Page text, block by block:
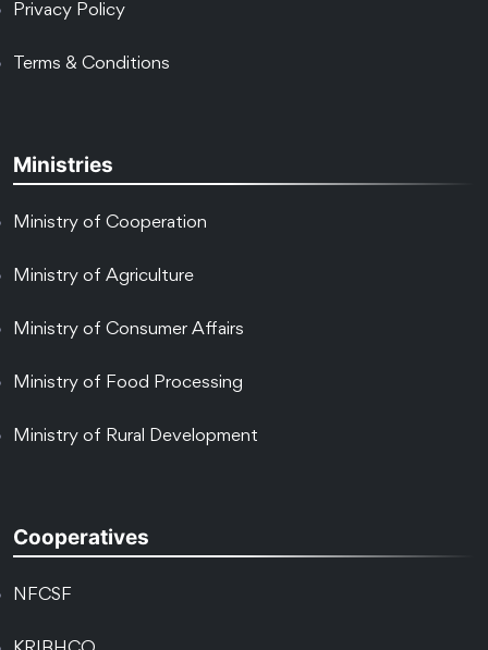
Privacy Policy
Terms & Conditions
Ministries
Ministry of Cooperation
Ministry of Agriculture
Ministry of Consumer Affairs
Ministry of Food Processing
Ministry of Rural Development
Cooperatives
NFCSF